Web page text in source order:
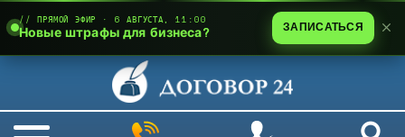
// ПРЯМОЙ ЭФИР · 6 АВГУСТА, 11:00
Новые штрафы для бизнеса? ЗАПИСАТЬСЯ